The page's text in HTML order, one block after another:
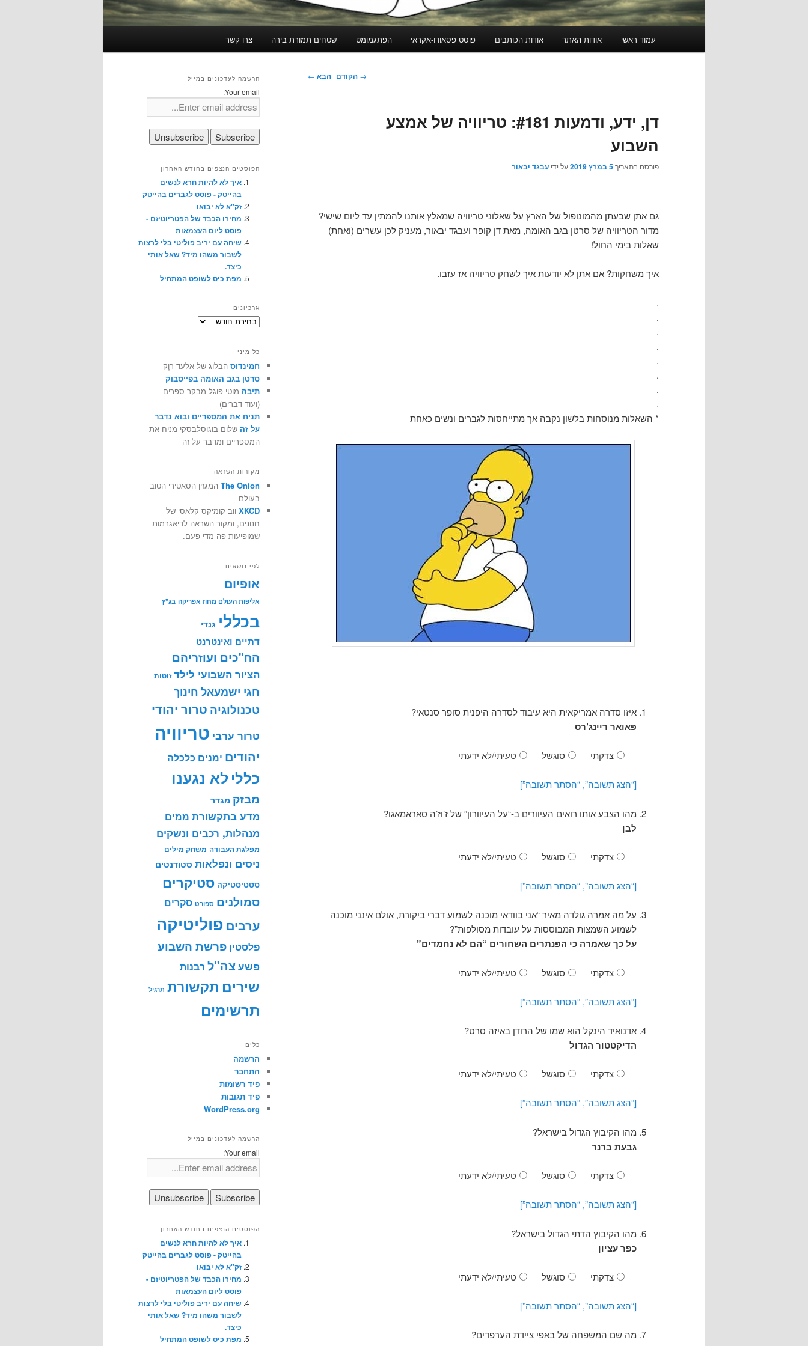
עמוד ראשי אודות האתר אודות הכותבים פוסט פסאודו-אקראי הפתגמומט שטחים תמורת בירה צרו קשר
ניווט
→ הקודם הבא ←
דן, ידע, ודמעות #181: טריוויה של אמצע
השבוע
פורסם בתאריך5 במרץ 2019 על ידי עבגד יבאור
גם אתן שבעתן מהמונופול של הארץ על שאלוני טריוויה שמאלץ אותנו להמתין עד ליום שישי?
מדור הטריוויה של סרטן בגב האומה, מאת דן קופר ועבגד יבאור, מעניק לכן עשרים (ואחת)
שאלות בימי החול!
איך משחקות? אם אתן לא יודעות איך לשחק טריוויה אז עזבו.
.
.
.
.
.
.
.
.
* השאלות מנוסחות בלשון נקבה אך מתייחסות לגברים ונשים כאחת
איזו סדרה אמריקאית היא עיבוד לסדרה היפנית סופר סנטאי?
פאואר ריינג’רס
צדקתי סוגשל טעיתי/לא ידעתי
[“הצג תשובה”, “הסתר תשובה”]
מהו הצבע אותו רואים העיוורים ב-“על העיוורון” של ז’וז’ה סאראמאגו?
לבן
צדקתי סוגשל טעיתי/לא ידעתי
[“הצג תשובה”, “הסתר תשובה”]
על מה אמרה גולדה מאיר “אני בוודאי מוכנה לשמוע דברי ביקורת, אולם אינני מוכנה
לשמוע השמצות המבוססות על עובדות מסולפות”?
על כך שאמרה כי הפנתרים השחורים “הם לא נחמדים”
צדקתי סוגשל טעיתי/לא ידעתי
[“הצג תשובה”, “הסתר תשובה”]
אדנואיד הינקל הוא שמו של הרודן באיזה סרט?
הדיקטטור הגדול
צדקתי סוגשל טעיתי/לא ידעתי
[“הצג תשובה”, “הסתר תשובה”]
מהו הקיבוץ הגדול בישראל?
גבעת ברנר
צדקתי סוגשל טעיתי/לא ידעתי
[“הצג תשובה”, “הסתר תשובה”]
מהו הקיבוץ הדתי הגדול בישראל?
כפר עציון
צדקתי סוגשל טעיתי/לא ידעתי
[“הצג תשובה”, “הסתר תשובה”]
מה שם המשפחה של באפי ציידת הערפדים?
הרשמה לעדכונים במייל
Your email:
הפוסטים הנצפים בחודש האחרון
איך לא להיות חרא לנשים
בהייטק - פוסט לגברים בהייטק
זק"א לא יבואו
מחירו הכבד של הפטריוטיזם -
פוסט ליום העצמאות
שיחה עם יריב פוליטי בלי לרצות
לשבור משהו מיד? שאל אותי
כיצד.
מפת כיס לשופט המתחיל
ארכיונים
ארכיונים
כל מיני
חמינדוס הבלוג של אלעד רוֶק
סרטן בגב האומה בפייסבוק
תיבה מוטי פוגל מבקר ספרים
(ועוד דברים)
תניח את המספריים ובוא נדבר
על זה שלום בוגוסלבסקי מניח את
המספריים ומדבר על זה
מקורות השראה
The Onion המגזין הסאטירי הטוב
בעולם
XKCD ווב קומיקס קלאסי של
חנונים, ומקור השראה לדיאגרמות
שמופיעות פה מדי פעם.
לפי נושאים:
אופיום
אליפות העולם מחוז אפריקה בג"ץ
בכללי גנדי
דתיים ואינטרנט
הח"כים ועוזריהם
הציור השבועי לילד זוטות
חגי ישמעאל חינוך
טכנולוגיה טרור יהודי
טרור ערבי טריוויה
יהודים ימנים כלכלה
כללי לא נגענו
מבזק מגדר
מדע בתקשורת ממים
מנהלות, רכבים ונשקים
מפלגת העבודה משחק מילים
ניסים ונפלאות סטודנטים
סטטיסטיקה סטיקרים
סמולנים ספורט סקרים
ערבים פוליטיקה
פלסטין פרשת השבוע
פשעצה"ל רבנות
שירים תקשורת תרגיל
תרשימים
כלים
הרשמה
התחבר
פיד רשומות
פיד תגובות
WordPress.org
הרשמה לעדכונים במייל
Your email:
הפוסטים הנצפים בחודש האחרון
איך לא להיות חרא לנשים
בהייטק - פוסט לגברים בהייטק
זק"א לא יבואו
מחירו הכבד של הפטריוטיזם -
פוסט ליום העצמאות
שיחה עם יריב פוליטי בלי לרצות
לשבור משהו מיד? שאל אותי
כיצד.
מפת כיס לשופט המתחיל